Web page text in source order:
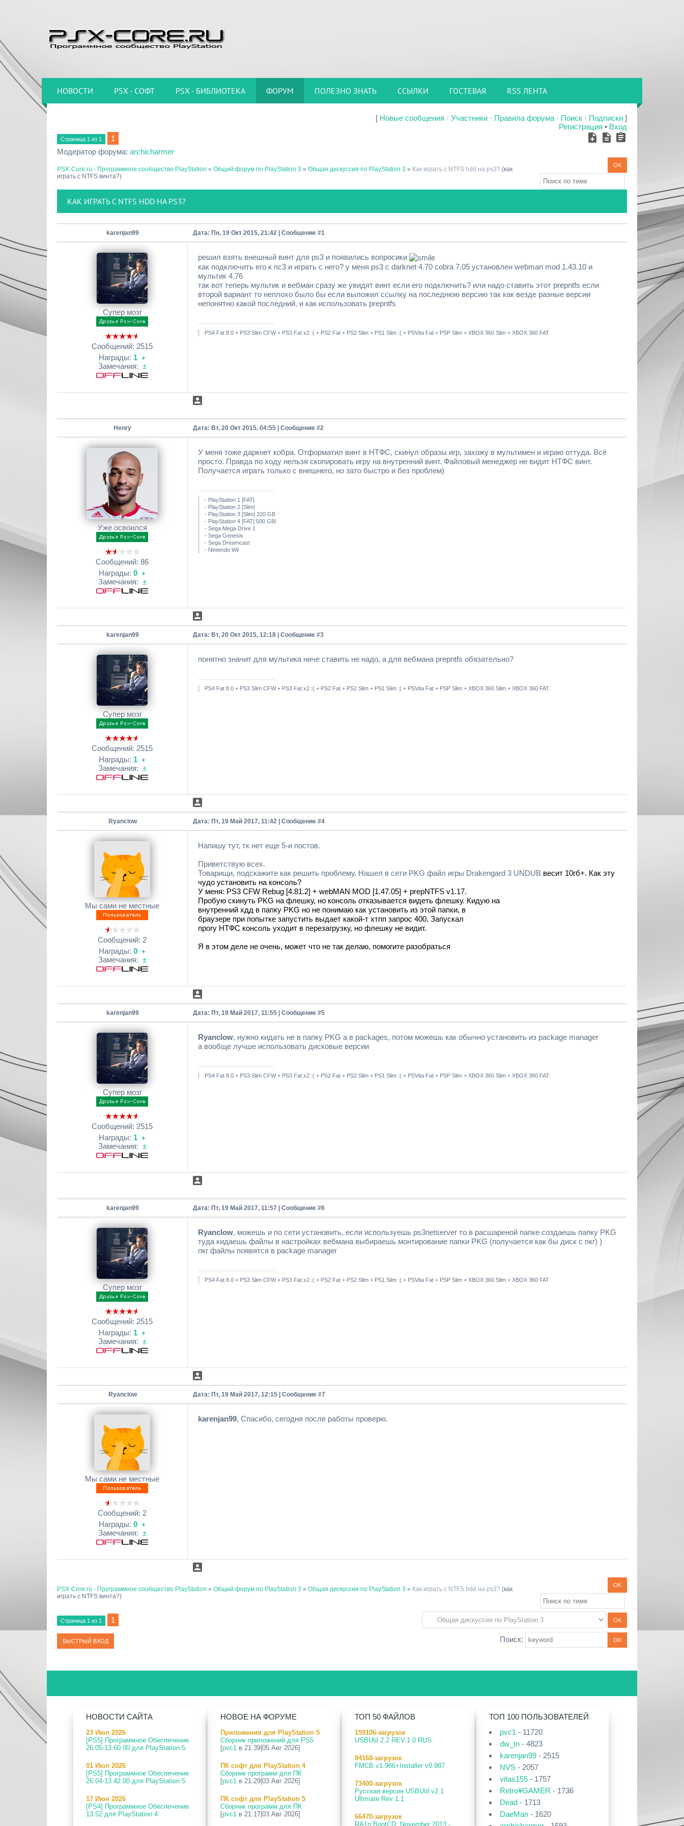
НОВОСТИ PSX - СОФТ PSX - БИБЛИОТЕКА ФОРУМ ПОЛЕЗНО ЗНАТЬ ССЫЛКИ ГОСТЕВАЯ RSS ЛЕНТА
[ Новые сообщения · Участники · Правила форума · Поиск · Подписки ]
Регистрация • Вход
Страница 1 из 1
1
Модератор форума: archicharmer
PSX-Core.ru - Программное сообщество PlayStation » Общий форум по PlayStation 3 » Общая дискуссия по PlayStation 3 » Как играть с NTFS hdd на ps3? (как
играть с NTFS винта?)
КАК ИГРАТЬ С NTFS HDD НА PS3?
karenjan99 Дата: Пн, 19 Окт 2015, 21:42 | Сообщение #1
Супер мозг
Сообщений: 2515
Награды: 1 +
Замечания: ±
решил взять внешный винт для ps3 и появились вопросики
как подключить его к пс3 и играть с него? у меня ps3 с darknet 4.70 cobra 7.05 установлен webman mod 1.43.10 и
мультик 4.76
так вот теперь мультик и вебман сразу же увидят винт если его подключить? или надо ставить этот prepntfs если
второй вариант то неплохо было бы если выложил ссылку на последнюю версию так как везде разные версии
непонятно какой последний, и как использовать prepntfs
PS4 Fat 8.0 + PS3 Slim CFW + PS3 Fat x2 :( + PS2 Fat + PS2 Slim + PS1 Slim :( + PSVita Fat + PSP Slim + XBOX 360 Slim + XBOX 360 FAT
Henry Дата: Вт, 20 Окт 2015, 04:55 | Сообщение #2
Уже освоился
Сообщений: 86
Награды: 0 +
Замечания: ±
У меня тоже даркнет кобра. Отформатил винт в НТФС, скинул образы игр, захожу в мультимен и играю оттуда. Всё
просто. Правда по ходу нельзя скопировать игру на внутренний винт. Файловый менеджер не видит НТФС винт.
Получается играть только с внешнего, но зато быстро и без проблем)
- PlayStation 1 [FAT]
- PlayStation 2 [Slim]
- PlayStation 3 [Slim] 320 GB
- PlayStation 4 [FAT] 500 GB/
- Sega Mega Drive 1
- Sega Genesis
- Sega Dreamcast
- Nintendo Wii
karenjan99 Дата: Вт, 20 Окт 2015, 12:18 | Сообщение #3
Супер мозг
Сообщений: 2515
Награды: 1 +
Замечания: ±
понятно значит для мультика ниче ставить не надо, а для вебмана prepntfs обязательно?
PS4 Fat 8.0 + PS3 Slim CFW + PS3 Fat x2 :( + PS2 Fat + PS2 Slim + PS1 Slim :( + PSVita Fat + PSP Slim + XBOX 360 Slim + XBOX 360 FAT
Ryanclow Дата: Пт, 19 Май 2017, 11:42 | Сообщение #4
Мы сами не местные
Сообщений: 2
Награды: 0 +
Замечания: ±
Напишу тут, тк нет еще 5-и постов.
Приветствую всех.
Товарищи, подскажите как решить проблему. Нашел в сети PKG файл игры Drakengard 3 UNDUB весит 10гб+. Как эту
чудо установить на консоль?
У меня: PS3 CFW Rebug [4.81.2] + webMAN MOD [1.47.05] + prepNTFS v1.17.
Пробую скинуть PKG на флешку, но консоль отказывается видеть флешку. Кидую на
внутренний хдд в папку PKG но не понимаю как установить из этой папки, в
браузере при попытке запустить выдает какой-т хтпп запрос 400. Запускал
прогу НТФС консоль уходит в перезагрузку, но флешку не видит.
Я в этом деле не очень, может что не так делаю, помогите разобраться
karenjan99 Дата: Пт, 19 Май 2017, 11:55 | Сообщение #5
Супер мозг
Сообщений: 2515
Награды: 1 +
Замечания: ±
Ryanclow, нужно кидать не в папку PKG а в packages, потом можешь как обычно установить из package manager
а вообще лучше использовать дисковые версии
PS4 Fat 8.0 + PS3 Slim CFW + PS3 Fat x2 :( + PS2 Fat + PS2 Slim + PS1 Slim :( + PSVita Fat + PSP Slim + XBOX 360 Slim + XBOX 360 FAT
karenjan99 Дата: Пт, 19 Май 2017, 11:57 | Сообщение #6
Супер мозг
Сообщений: 2515
Награды: 1 +
Замечания: ±
Ryanclow, можешь и по сети установить, если используешь ps3netserver то в расшареной папке создаешь папку PKG
туда кидаешь файлы в настройках вебмана выбираешь монтирование папки PKG (получается как бы диск с пкг) )
пкг файлы появятся в package manager
PS4 Fat 8.0 + PS3 Slim CFW + PS3 Fat x2 :( + PS2 Fat + PS2 Slim + PS1 Slim :( + PSVita Fat + PSP Slim + XBOX 360 Slim + XBOX 360 FAT
Ryanclow Дата: Пт, 19 Май 2017, 12:15 | Сообщение #7
Мы сами не местные
Сообщений: 2
Награды: 0 +
Замечания: ±
karenjan99, Спасибо, сегодня после работы проверю.
PSX-Core.ru - Программное сообщество PlayStation » Общий форум по PlayStation 3 » Общая дискуссия по PlayStation 3 » Как играть с NTFS hdd на ps3? (как
играть с NTFS винта?)
Страница 1 из 1 1
Поиск:
НОВОСТИ САЙТА
23 Июл 2026
[PS5] Программное Обеспечение
26.05-13.60.00 для PlayStation 5
01 Июл 2026
[PS5] Программное Обеспечение
26.04-13.42.00 для PlayStation 5
17 Июн 2026
[PS4] Программное Обеспечение
13.52 для PlayStation 4
НОВОЕ НА ФОРУМЕ
Приложения для PlayStation 5
Сборник приложений для PS5
[pvc1 в 21:39|05 Авг 2026]
ПК софт для PlayStation 4
Сборник программ для ПК
[pvc1 в 21:29|03 Авг 2026]
ПК софт для PlayStation 5
Сборник программ для ПК
[pvc1 в 21:17|03 Авг 2026]
ТОП 50 ФАЙЛОВ
159106-загрузок
USBUtil 2.2 REV.1.0 RUS
84168-загрузок
FMCB v1.966+Installer v0.987
73400-загрузок
Русская версия USBUtil v2.1
Ultimate Rev 1.1
66470-загрузок
RA1n BootCD: November 2013 -
ТОП 100 ПОЛЬЗОВАТЕЛЕЙ
pvc1 - 11720
dw_tn - 4823
karenjan99 - 2515
NVS - 2057
vitas155 - 1757
Retro¥GAMER - 1736
Dead - 1713
DaeMan - 1620